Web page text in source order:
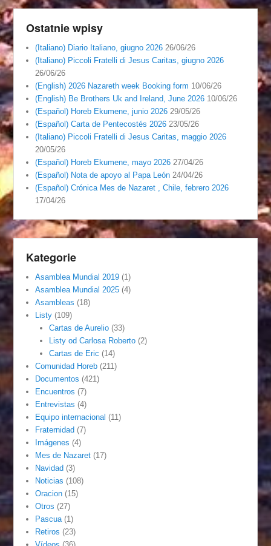
Ostatnie wpisy
(Italiano) Diario Italiano, giugno 2026 26/06/26
(Italiano) Piccoli Fratelli di Jesus Caritas, giugno 2026
26/06/26
(English) 2026 Nazareth week Booking form 10/06/26
(English) Be Brothers Uk and Ireland, June 2026 10/06/26
(Español) Horeb Ekumene, junio 2026 29/05/26
(Español) Carta de Pentecostés 2026 23/05/26
(Italiano) Piccoli Fratelli di Jesus Caritas, maggio 2026
20/05/26
(Español) Horeb Ekumene, mayo 2026 27/04/26
(Español) Nota de apoyo al Papa León 24/04/26
(Español) Crónica Mes de Nazaret , Chile, febrero 2026
17/04/26
Kategorie
Asamblea Mundial 2019 (1)
Asamblea Mundial 2025 (4)
Asambleas (18)
Listy (109)
Cartas de Aurelio(33)
Listy od Carlosa Roberto(2)
Cartas de Eric (14)
Comunidad Horeb (211)
Documentos (421)
Encuentros (7)
Entrevistas (4)
Equipo internacional (11)
Fraternidad (7)
Imágenes (4)
Mes de Nazaret (17)
Navidad (3)
Noticias (108)
Oracion (15)
Otros (27)
Pascua (1)
Retiros (23)